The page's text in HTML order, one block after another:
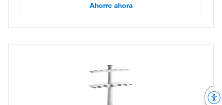
Ahorre ahora